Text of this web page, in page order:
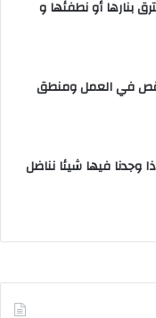
بنارها أو نطفئها و
في العمل ومنطق
وجدنا فيها شيئا نناضل